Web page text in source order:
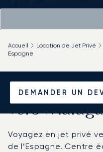
DEMANDER UN
Accueil Location de Jet Privé
Espagne
Louer un
vers
Voyagez en jet privé
de l’Espagne. Centre